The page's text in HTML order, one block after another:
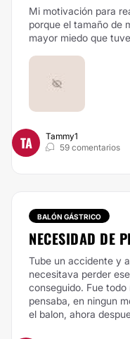
Mi motivación para
porque el tamaño de
mayor miedo que
TA
Tammy1
59 comentarios
BALÓN GÁSTRICO
NECESIDAD DE
Tube un accidente y
necesitava perder
conseguido. Fue
pensaba, en ningun
el balon, ahora